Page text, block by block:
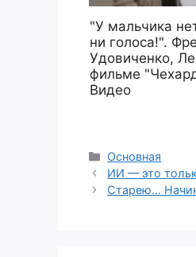
"У мальчика
ни голоса!".
Удовиченко,
фильме
Видео
Рубрики
Основная
ИИ — это
Старею…